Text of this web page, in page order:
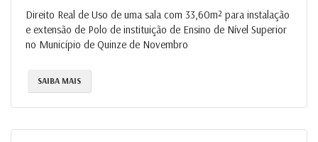
Direito Real de Uso de uma sala com 33,60m² para instalação
e extensão de Polo de instituição de Ensino de Nível Superior
no Município de Quinze de Novembro
SAIBA MAIS